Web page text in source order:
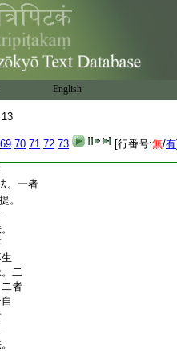
English
69 70 71 72 73 [行番号:無/有
復
。
。一者
。一者
。
二
者